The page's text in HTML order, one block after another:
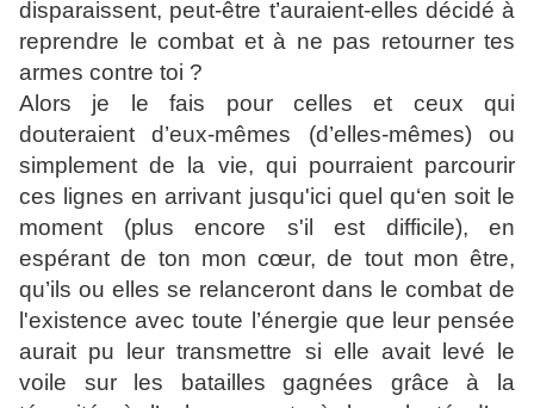
disparaissent, peut-être t’auraient-elles décidé à
reprendre le combat et à ne pas retourner tes
armes contre toi ?
Alors je le fais pour celles et ceux qui
douteraient d’eux-mêmes (d’elles-mêmes) ou
simplement de la vie, qui pourraient parcourir
ces lignes en arrivant jusqu'ici quel qu‘en soit le
moment (plus encore s'il est difficile), en
espérant de ton mon cœur, de tout mon être,
qu’ils ou elles se relanceront dans le combat de
l'existence avec toute l’énergie que leur pensée
aurait pu leur transmettre si elle avait levé le
voile sur les batailles gagnées grâce à la